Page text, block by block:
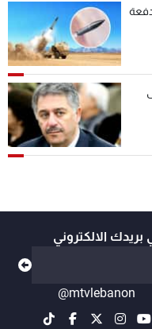
الالكتروني
@mtvlebanon